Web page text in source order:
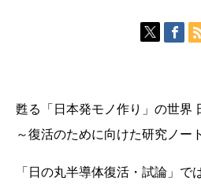
甦る「日本発モノ作り」の世界
～復活のために向けた研究ノー
「日の丸半導体復活・試論」で